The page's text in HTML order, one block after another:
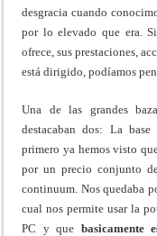
desgracia cuando
por lo elevado que era.
ofrece, sus prestaciones,
está dirigido, podíamos
Una de las grandes
destacaban dos: La
primero ya hemos visto
por un precio conjunto
continuum. Nos quedaba
cual nos permite usar la
PC y que basicamente